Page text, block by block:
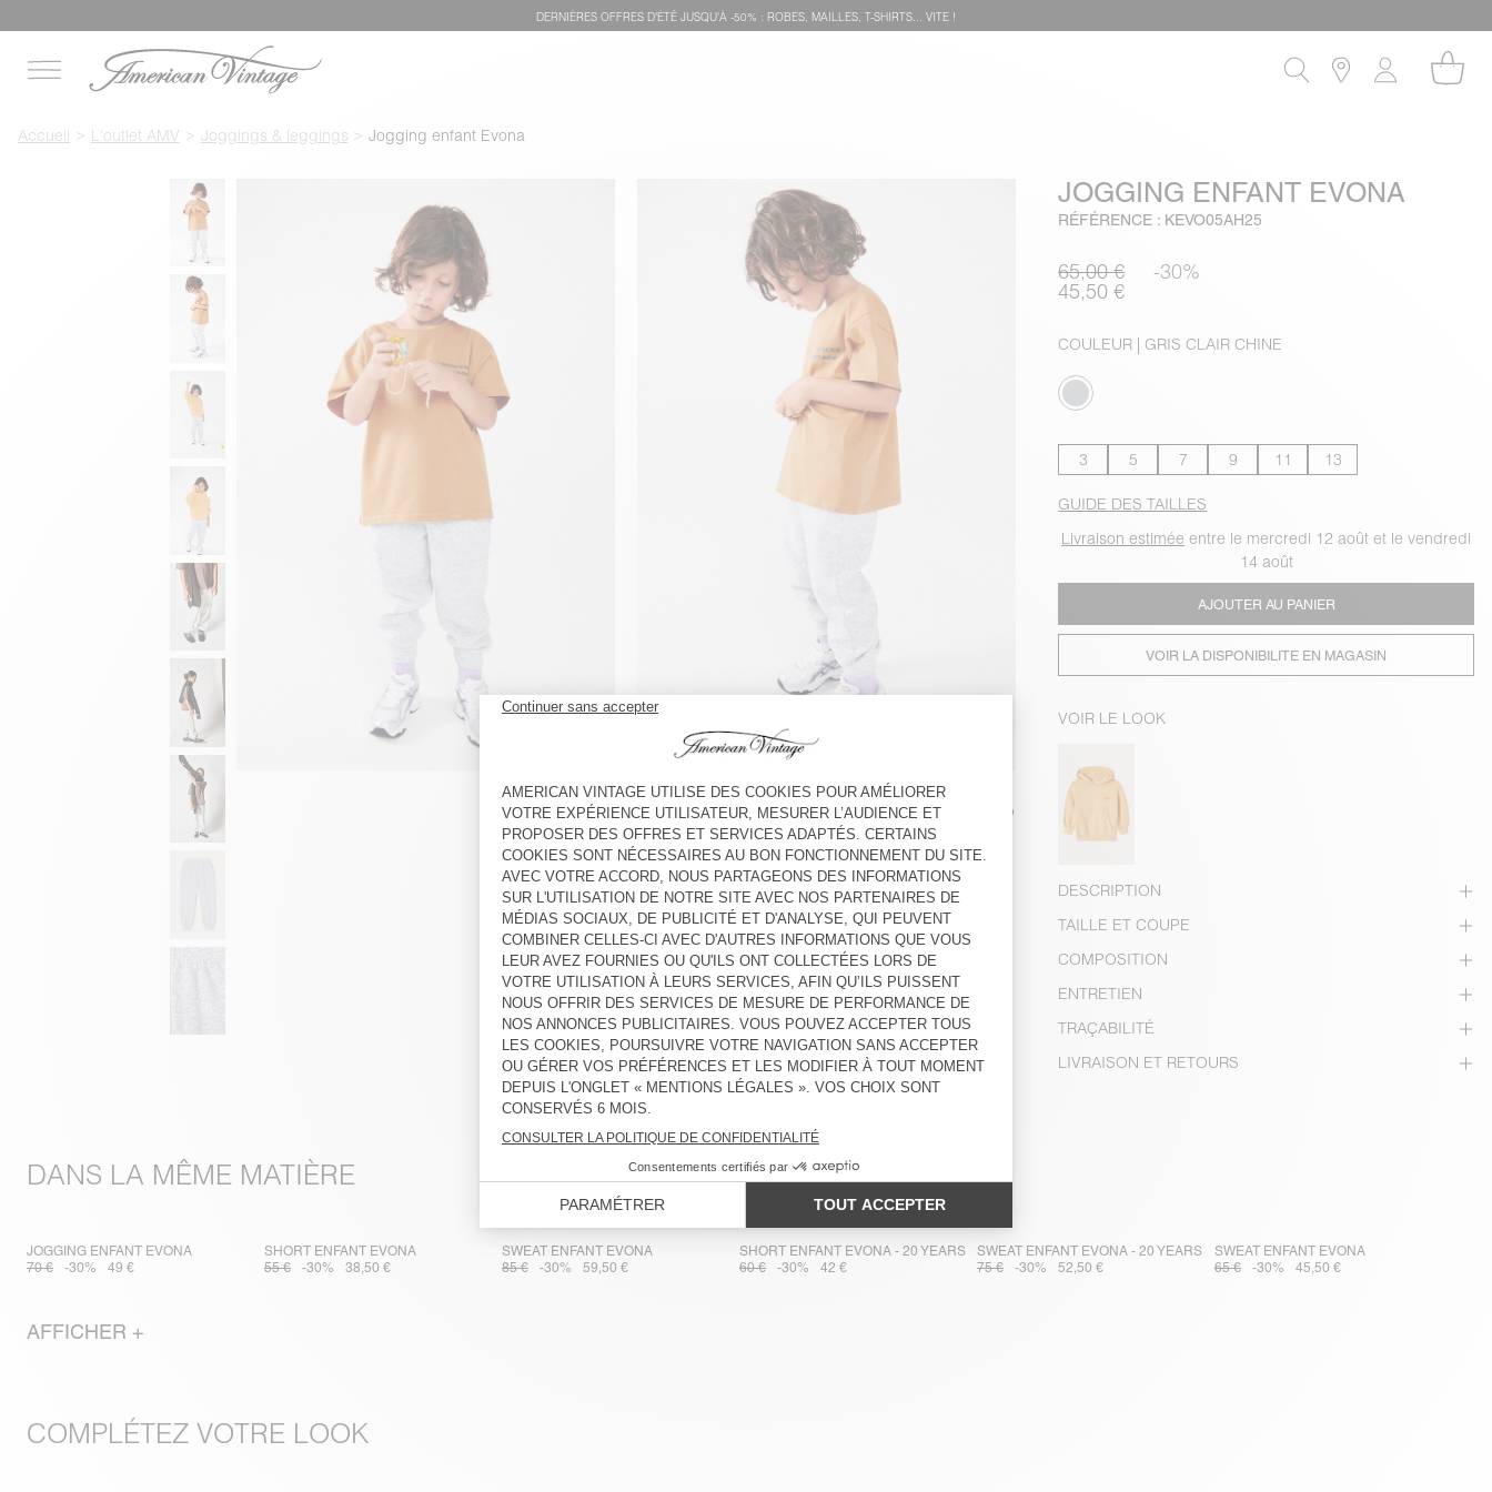
DERNIÈRES OFFRES D'ÉTÊ JUSQU'À -50% : ROBES, MAILLES, T-SHIRTS... VITE !
Accueil L'outlet AMV Joggings & leggings Jogging enfant Evona
JOGGING ENFANT EVONA
RÉFÉRENCE : KEVO05AH25
65,00 € -30%
45,50 €
COULEUR | GRIS CLAIR CHINE
3 5 7 9 11 13
GUIDE DES TAILLES
Livraison estimée entre le mercredi 12 août et le vendredi
14 août
AJOUTER AU PANIER
VOIR LA DISPONIBILITE EN MAGASIN
VOIR LE LOOK
DESCRIPTION
TAILLE ET COUPE
COMPOSITION
ENTRETIEN
TRAÇABILITÉ
LIVRAISON ET RETOURS
DANS LA MÊME MATIÈRE
JOGGING ENFANT EVONA
70 €
-30% 49 €
SHORT ENFANT EVONA
55 €
-30% 38,50 €
SWEAT ENFANT EVONA
85 €
-30% 59,50 €
SHORT ENFANT EVONA - 20 YEARS
60 €
-30% 42 €
SWEAT ENFANT EVONA - 20 YEARS
75 €
-30% 52,50 €
SWEAT ENFANT EVONA
65 €
-30% 45,50 €
AFFICHER +
COMPLÉTEZ VOTRE LOOK